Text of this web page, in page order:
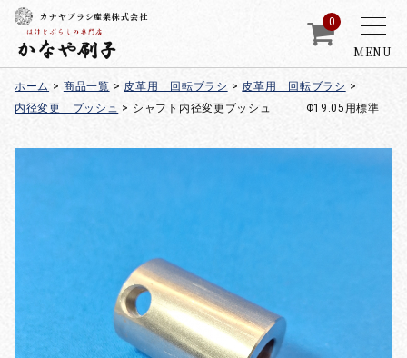
MENU
カナヤブラシ産業株式会社 0
ホーム > 商品一覧 > 皮革用 回転ブラシ > 皮革用 回転ブラシ >
内径変更 ブッシュ > シャフト内径変更ブッシュ Φ19.05用標準